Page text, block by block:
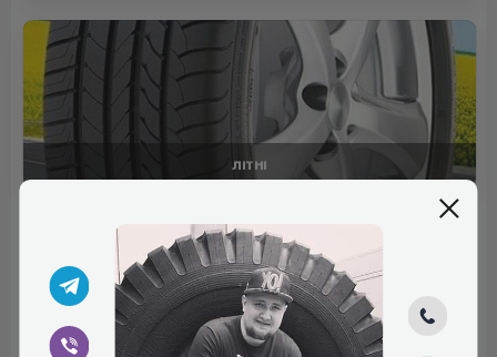
ЛІТНІ
Отзывы (0)
Пока нет комментариев
Написать комментарий